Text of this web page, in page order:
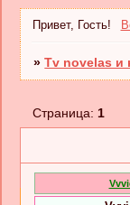
Привет, Гость!
»Tv novelas и
Страница:1